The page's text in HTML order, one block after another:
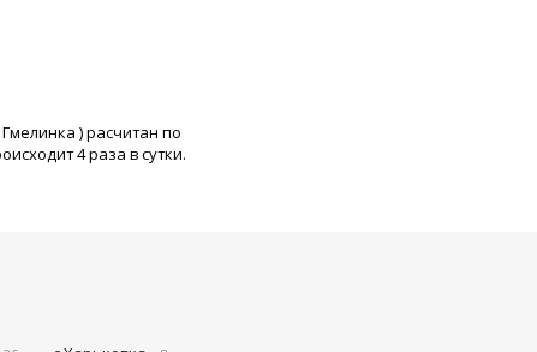
) расчитан по
4 раза в сутки.